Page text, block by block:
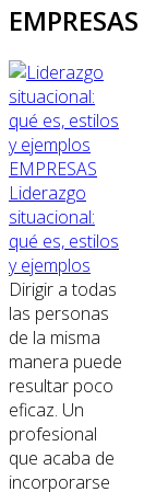
EMPRESAS
EMPRESAS
Liderazgo
situacional:
qué es, estilos
y ejemplos
Dirigir a todas
las personas
de la misma
manera puede
resultar poco
eficaz. Un
profesional
que acaba de
incorporarse